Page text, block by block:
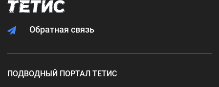
Обратная связь
ПОДВОДНЫЙ ПОРТАЛ ТЕТИС